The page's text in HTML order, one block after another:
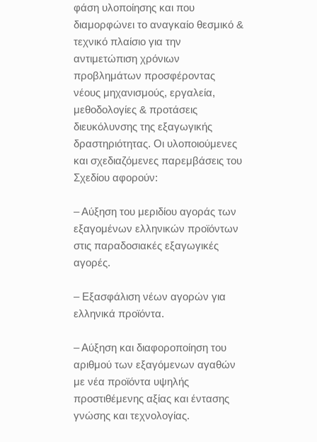
φάση υλοποίησης και που
διαμορφώνει το αναγκαίο θεσμικό &
τεχνικό πλαίσιο για την
αντιμετώπιση χρόνιων
προβλημάτων προσφέροντας
νέους μηχανισμούς, εργαλεία,
μεθοδολογίες & προτάσεις
διευκόλυνσης της εξαγωγικής
δραστηριότητας. Οι υλοποιούμενες
και σχεδιαζόμενες παρεμβάσεις του
Σχεδίου αφορούν:
– Αύξηση του μεριδίου αγοράς των
εξαγομένων ελληνικών προϊόντων
στις παραδοσιακές εξαγωγικές
αγορές.
– Εξασφάλιση νέων αγορών για
ελληνικά προϊόντα.
– Αύξηση και διαφοροποίηση του
αριθμού των εξαγόμενων αγαθών
με νέα προϊόντα υψηλής
προστιθέμενης αξίας και έντασης
γνώσης και τεχνολογίας.